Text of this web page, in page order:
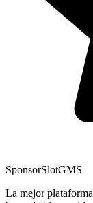
SponsorSlotGMS
La mejor